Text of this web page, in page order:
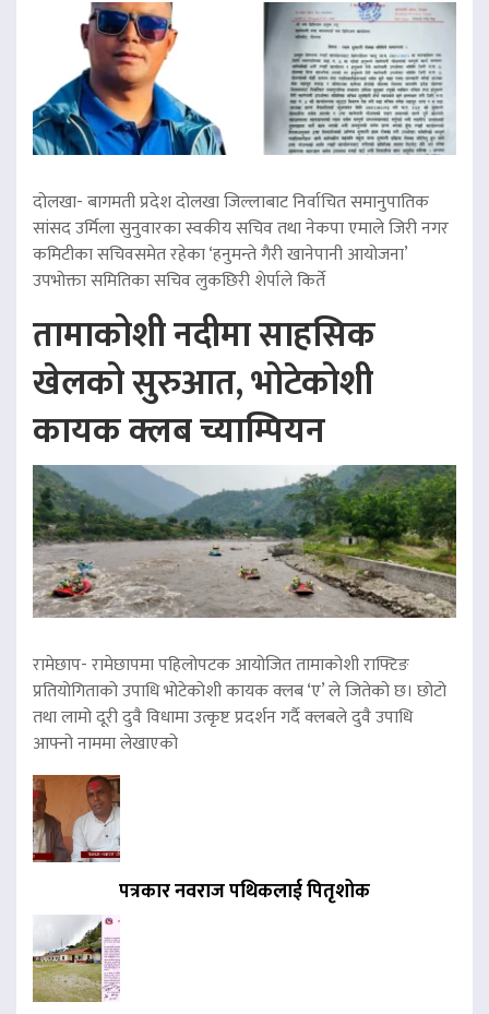
दोलखा- बागमती प्रदेश दोलखा जिल्लाबाट निर्वाचित समानुपातिक
सांसद उर्मिला सुनुवारका स्वकीय सचिव तथा नेकपा एमाले जिरी नगर
कमिटीका सचिवसमेत रहेका ‘हनुमन्ते गैरी खानेपानी आयोजना’
उपभोक्ता समितिका सचिव लुकछिरी शेर्पाले किर्ते
तामाकोशी नदीमा साहसिक
खेलको सुरुआत, भोटेकोशी
कायक क्लब च्याम्पियन
रामेछाप- रामेछापमा पहिलोपटक आयोजित तामाकोशी राफ्टिङ
प्रतियोगिताको उपाधि भोटेकोशी कायक क्लब ‘ए’ ले जितेको छ। छोटो
तथा लामो दूरी दुवै विधामा उत्कृष्ट प्रदर्शन गर्दै क्लबले दुवै उपाधि
आफ्नो नाममा लेखाएको
पत्रकार नवराज पथिकलाई पितृशोक